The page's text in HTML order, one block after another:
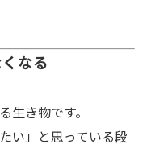
なる
き物です。
い」と思っている段